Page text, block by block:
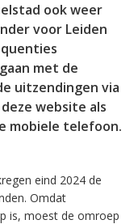
ook weer
voor Leiden
met de
uitzendingen via
website als
mobiele telefoon.
eind 2024 de
Omdat
is, moest de omroep